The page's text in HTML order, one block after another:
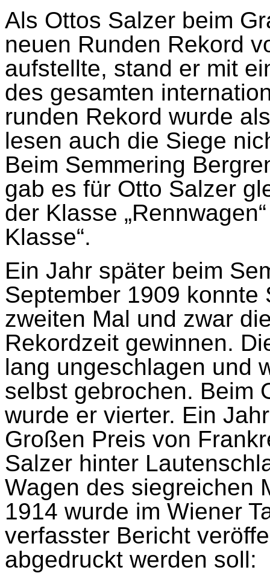
Als Ottos Salzer beim
neuen Runden Rekord
aufstellte, stand er mit
des gesamten
runden Rekord wurde
lesen auch die Siege
Beim Semmering
gab es für Otto Salzer
der Klasse „Rennwagen“
Klasse“.
Ein Jahr später beim
September 1909 konnte
zweiten Mal und zwar
Rekordzeit gewinnen.
lang ungeschlagen und
selbst gebrochen. Beim
wurde er vierter. Ein
Großen Preis von
Salzer hinter
Wagen des siegreichen
1914 wurde im Wiener
verfasster Bericht
abgedruckt werden soll: